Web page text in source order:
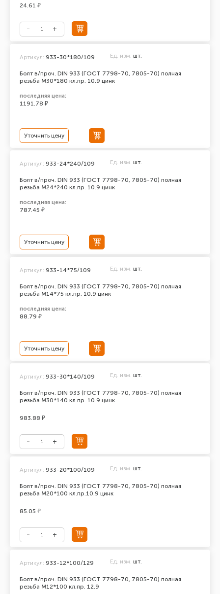
24.61 ₽
Болт в/проч. DIN 933 (ГОСТ 7798-70, 7805-70) полная
резьба М30*180 кл.пр. 10.9 цинк
Артикул: 933-30*180/109 Ед. изм. шт.
последняя цена:
1191.78 ₽
Уточнить цену
Болт в/проч. DIN 933 (ГОСТ 7798-70, 7805-70) полная
резьба М24*240 кл.пр. 10.9 цинк
Артикул: 933-24*240/109 Ед. изм. шт.
последняя цена:
787.45 ₽
Уточнить цену
Болт в/проч. DIN 933 (ГОСТ 7798-70, 7805-70) полная
резьба М14*75 кл.пр. 10.9 цинк
Артикул: 933-14*75/109 Ед. изм. шт.
последняя цена:
88.79 ₽
Уточнить цену
Болт в/проч. DIN 933 (ГОСТ 7798-70, 7805-70) полная
резьба М30*140 кл.пр. 10.9 цинк
Артикул: 933-30*140/109 Ед. изм. шт.
983.88 ₽
Болт в/проч. DIN 933 (ГОСТ 7798-70, 7805-70) полная
резьба М20*100 кл.пр.10.9 цинк
Артикул: 933-20*100/109 Ед. изм. шт.
85.05 ₽
Болт в/проч. DIN 933 (ГОСТ 7798-70, 7805-70) полная
резьба М12*100 кл.пр. 12.9
Артикул: 933-12*100/129 Ед. изм. шт.